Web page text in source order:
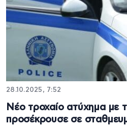
28.10.2025, 7:52
Νέο τροχαίο ατύχημα με
προσέκρουσε σε